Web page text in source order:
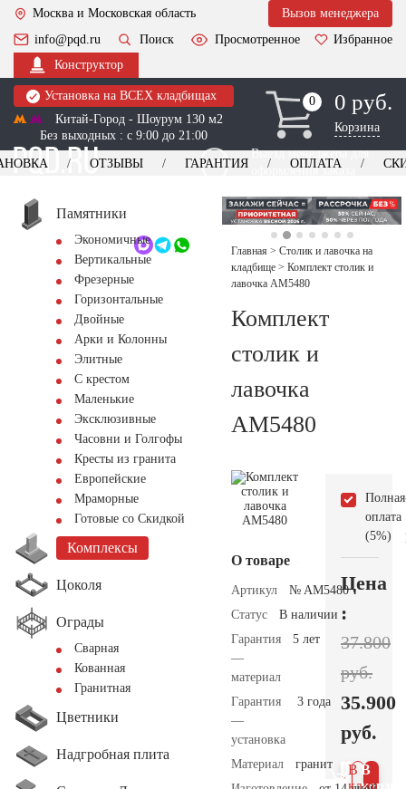
Москва и Московская область
Вызов менеджера
info@pqd.ru
Поиск Просмотренное
Избранное
Конструктор
Установка на ВСЕХ кладбищах
Китай-Город - Шоурум 130 м2
Без выходных : с 9:00 до 21:00
0
0 0 руб.
Корзина
Выезд менеджера для
оформления заказа
+7 (495) 518-44-23
Обратный звонок
ОТЗЫВЫ ГАРАНТИЯ ОПЛАТА
Памятники
Экономичные
Вертикальные
Фрезерные
Горизонтальные
Двойные
Арки и Колонны
Элитные
С крестом
Маленькие
Эксклюзивные
Часовни и Голгофы
Кресты из гранита
Европейские
Мраморные
Готовые со Скидкой
Комплексы
Цоколя
Ограды
Сварная
Кованная
Гранитная
Цветники
Надгробная плита
Главная > Столик и лавочка на
кладбище > Комплект столик и
лавочка AM5480
Комплект
столик и
лавочка
AM5480
О товаре
Артикул
№ AM5480
Статус
В наличии
Гарантия
—
материал
5 лет
Гарантия
—
установка
3 года
Материал
гранит
Полная
оплата
(5%)
Цена
:
37.800
руб.
35.900
руб.
В
В 1